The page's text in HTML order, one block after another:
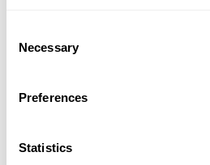
Selection
Necessary
Preferences
Statistics
de bénéficier d’un service
maintenir une activité
Par ailleurs, des services
encadrés par une
offrent un suivi qualitatif de